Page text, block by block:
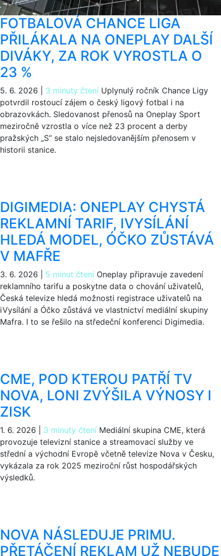
FOTBALOVÁ CHANCE LIGA
PŘILÁKALA NA ONEPLAY DALŠÍ
DIVÁKY, ZA ROK VYROSTLA O
23 %
5. 6. 2026 3 minuty čtení Uplynulý ročník Chance Ligy
potvrdil rostoucí zájem o český ligový fotbal i na
obrazovkách. Sledovanost přenosů na Oneplay Sport
meziročně vzrostla o více než 23 procent a derby
pražských „S“ se stalo nejsledovanějším přenosem v
historii stanice.
DIGIMEDIA: ONEPLAY CHYSTÁ
REKLAMNÍ TARIF, IVYSÍLÁNÍ
HLEDÁ MODEL, ÓČKO ZŮSTÁVÁ
V MAFŘE
3. 6. 2026 5 minut čtení Oneplay připravuje zavedení
reklamního tarifu a poskytne data o chování uživatelů,
Česká televize hledá možnosti registrace uživatelů na
iVysílání a Óčko zůstává ve vlastnictví mediální skupiny
Mafra. I to se řešilo na středeční konferenci Digimedia.
CME, POD KTEROU PATŘÍ TV
NOVA, LONI ZVÝŠILA VÝNOSY I
ZISK
1. 6. 2026 3 minuty čtení Mediální skupina CME, která
provozuje televizní stanice a streamovací služby ve
střední a východní Evropě včetně televize Nova v Česku,
vykázala za rok 2025 meziroční růst hospodářských
výsledků.
NOVA NÁSLEDUJE PRIMU.
PŘETÁČENÍ REKLAM UŽ NEBUDE